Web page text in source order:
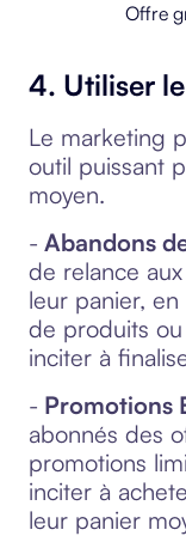
Offre
4. Utiliser
Le marketing
outil puissant
moyen.
- Abandons
de relance
leur panier,
de produits
inciter à
- Promotions
abonnés des
promotions
inciter à
leur panier